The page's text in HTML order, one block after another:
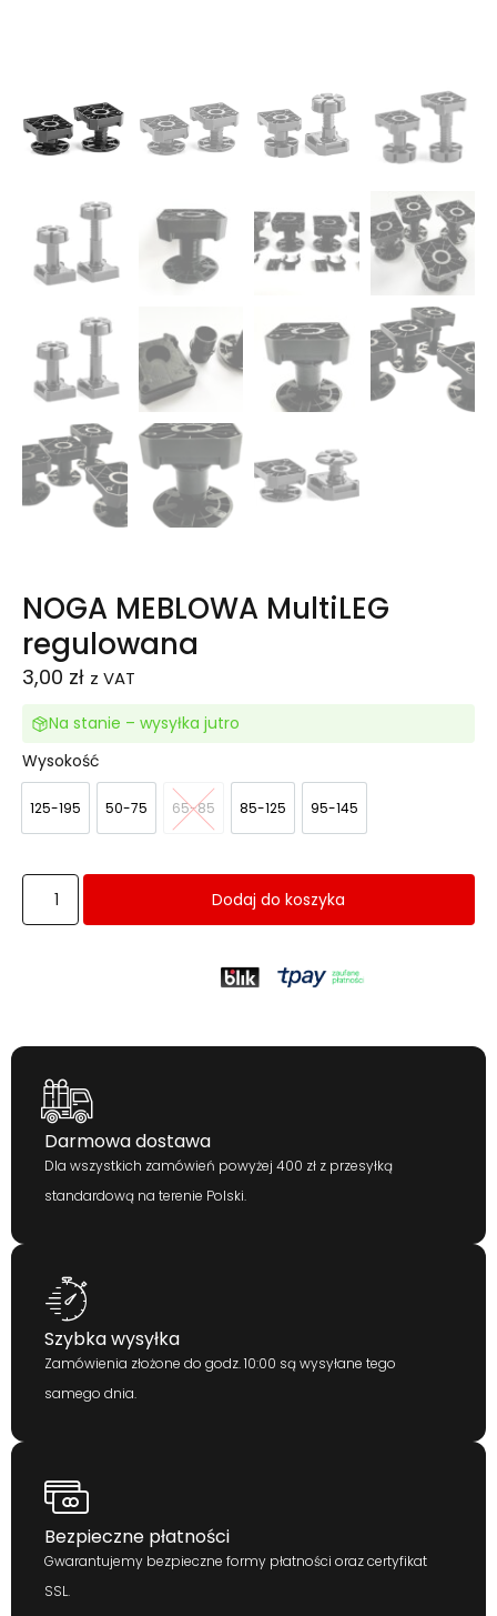
NOGA MEBLOWA MultiLEG
regulowana
3,00 zł z VAT
Na stanie – wysyłka jutro
Wysokość
125-195 50-75 65-85
65-85
85-125 95-145
Dodaj do koszyka
Darmowa dostawa
Dla wszystkich zamówień powyżej 400 zł z przesyłką
standardową na terenie Polski.
Szybka wysyłka
Zamówienia złożone do godz. 10:00 są wysyłane tego
samego dnia.
Bezpieczne płatności
Gwarantujemy bezpieczne formy płatności oraz certyfikat
SSL.